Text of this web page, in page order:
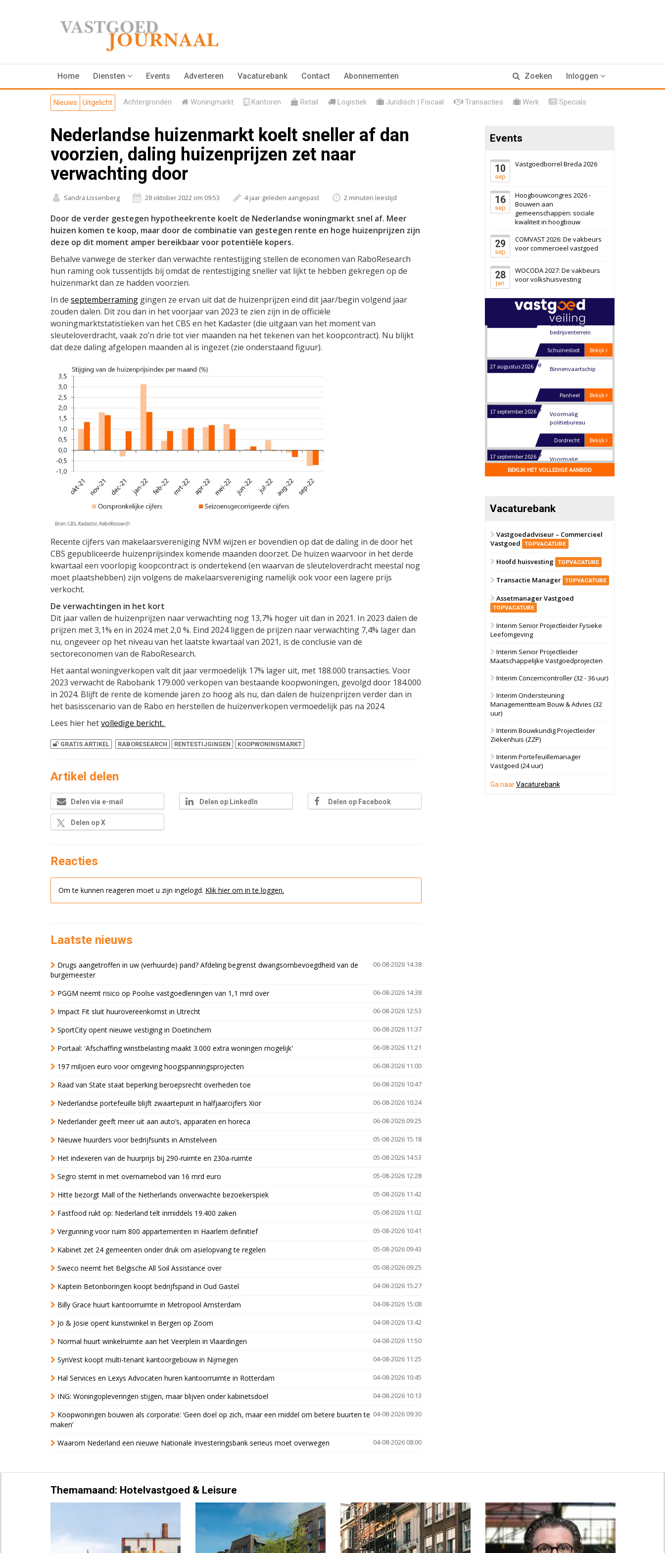
Home Diensten Events Adverteren Vacaturebank Contact Abonnementen Zoeken Inloggen
Nieuws Uitgelicht Achtergronden Woningmarkt Kantoren Retail Logistiek Juridisch | Fiscaal Transacties Werk Specials
Nederlandse huizenmarkt koelt sneller af dan
voorzien, daling huizenprijzen zet naar
verwachting door
Sandra Lissenberg 28 oktober 2022 om 09:53 4 jaar geleden aangepast 2 minuten leestijd
Door de verder gestegen hypotheekrente koelt de Nederlandse woningmarkt snel af. Meer
huizen komen te koop, maar door de combinatie van gestegen rente en hoge huizenprijzen zijn
deze op dit moment amper bereikbaar voor potentiële kopers.
Behalve vanwege de sterker dan verwachte rentestijging stellen de economen van RaboResearch
hun raming ook tussentijds bij omdat de rentestijging sneller vat lijkt te hebben gekregen op de
huizenmarkt dan ze hadden voorzien.
In de septemberraming gingen ze ervan uit dat de huizenprijzen eind dit jaar/begin volgend jaar
zouden dalen. Dit zou dan in het voorjaar van 2023 te zien zijn in de officiële
woningmarktstatistieken van het CBS en het Kadaster (die uitgaan van het moment van
sleuteloverdracht, vaak zo’n drie tot vier maanden na het tekenen van het koopcontract). Nu blijkt
dat deze daling afgelopen maanden al is ingezet (zie onderstaand figuur).
Recente cijfers van makelaarsvereniging NVM wijzen er bovendien op dat de daling in de door het
CBS gepubliceerde huizenprijsindex komende maanden doorzet. De huizen waarvoor in het derde
kwartaal een voorlopig koopcontract is ondertekend (en waarvan de sleuteloverdracht meestal nog
moet plaatshebben) zijn volgens de makelaarsvereniging namelijk ook voor een lagere prijs
verkocht.
De verwachtingen in het kort
Dit jaar vallen de huizenprijzen naar verwachting nog 13,7% hoger uit dan in 2021. In 2023 dalen de
prijzen met 3,1% en in 2024 met 2,0 %. Eind 2024 liggen de prijzen naar verwachting 7,4% lager dan
nu, ongeveer op het niveau van het laatste kwartaal van 2021, is de conclusie van de
sectoreconomen van de RaboResearch.
Het aantal woningverkopen valt dit jaar vermoedelijk 17% lager uit, met 188.000 transacties. Voor
2023 verwacht de Rabobank 179.000 verkopen van bestaande koopwoningen, gevolgd door 184.000
in 2024. Blijft de rente de komende jaren zo hoog als nu, dan dalen de huizenprijzen verder dan in
het basisscenario van de Rabo en herstellen de huizenverkopen vermoedelijk pas na 2024.
Lees hier hetvolledige bericht.
GRATIS ARTIKEL RABORESEARCH RENTESTIJGINGEN KOOPWONINGMARKT
Artikel delen
Delen via e-mail Delen op LinkedIn Delen op Facebook
Delen op X
Reacties
Om te kunnen reageren moet u zijn ingelogd. Klik hier om in te loggen.
Laatste nieuws
06-08-2026 14:38
Drugs aangetroffen in uw (verhuurde) pand? Afdeling begrenst dwangsombevoegdheid van de
burgemeester
06-08-2026 14:38
PGGM neemt risico op Poolse vastgoedleningen van 1,1 mrd over
06-08-2026 12:53
Impact Fit sluit huurovereenkomst in Utrecht
06-08-2026 11:37
SportCity opent nieuwe vestiging in Doetinchem
06-08-2026 11:21
Portaal: 'Afschaffing winstbelasting maakt 3.000 extra woningen mogelijk'
06-08-2026 11:00
197 miljoen euro voor omgeving hoogspanningsprojecten
06-08-2026 10:47
Raad van State staat beperking beroepsrecht overheden toe
06-08-2026 10:24
Nederlandse portefeuille blijft zwaartepunt in halfjaarcijfers Xior
06-08-2026 09:25
Nederlander geeft meer uit aan auto’s, apparaten en horeca
05-08-2026 15:18
Nieuwe huurders voor bedrijfsunits in Amstelveen
05-08-2026 14:53
Het indexeren van de huurprijs bij 290-ruimte en 230a-ruimte
05-08-2026 12:28
Segro stemt in met overnamebod van 16 mrd euro
05-08-2026 11:42
Hitte bezorgt Mall of the Netherlands onverwachte bezoekerspiek
05-08-2026 11:02
Fastfood rukt op: Nederland telt inmiddels 19.400 zaken
05-08-2026 10:41
Vergunning voor ruim 800 appartementen in Haarlem definitief
05-08-2026 09:43
Kabinet zet 24 gemeenten onder druk om asielopvang te regelen
05-08-2026 09:25
Sweco neemt het Belgische All Soil Assistance over
04-08-2026 15:27
Kaptein Betonboringen koopt bedrijfspand in Oud Gastel
04-08-2026 15:08
Billy Grace huurt kantoorruimte in Metropool Amsterdam
04-08-2026 13:42
Jo & Josie opent kunstwinkel in Bergen op Zoom
04-08-2026 11:50
Normal huurt winkelruimte aan het Veerplein in Vlaardingen
04-08-2026 11:25
SynVest koopt multi-tenant kantoorgebouw in Nijmegen
04-08-2026 10:45
Hal Services en Lexys Advocaten huren kantoorruimte in Rotterdam
04-08-2026 10:13
ING: Woningopleveringen stijgen, maar blijven onder kabinetsdoel
04-08-2026 09:30
Koopwoningen bouwen als corporatie: ‘Geen doel op zich, maar een middel om betere buurten te
maken’
04-08-2026 08:00
Waarom Nederland een nieuwe Nationale Investeringsbank serieus moet overwegen
Events
10
sep
Vastgoedborrel Breda 2026
16
sep
Hoogbouwcongres 2026 -
Bouwen aan
gemeenschappen: sociale
kwaliteit in hoogbouw
29
sep
COMVAST 2026: De vakbeurs
voor commercieel vastgoed
28
jan
WOCODA 2027: De vakbeurs
voor volkshuisvesting
17 september 2026
Voormalig
politiebureau
6 oktober 2026 Transformatieobject
Schiedam
22 september 2026 Attractiepark
Bekijk
Oranje
28 september 2026
bedrijventerrein
Schuinesloot
Binnenvaartschip
politiebureau
Voormalig
politiebureau
17 september 2026
Voormalig
Zwanenburg
6 oktober 2026 Transformatieobject
22 september 2026
28 september 2026
Grootschalig
bedrijventerrein
Bekijk
Schuinesloot
27 augustus 2026 Binnenvaartschip
17 september 2026
17 september 2026
Voormalig
BEKIJK HET VOLLEDIGE AANBOD
Vacaturebank
Vastgoedadviseur – Commercieel
Vastgoed
TOPVACATURE
Hoofd huisvesting TOPVACATURE
Transactie Manager TOPVACATURE
Assetmanager Vastgoed
TOPVACATURE
Interim Senior Projectleider Fysieke
Leefomgeving
Interim Senior Projectleider
Maatschappelijke Vastgoedprojecten
Interim Concerncontroller (32 - 36 uur)
Interim Ondersteuning
Managementteam Bouw & Advies (32
uur)
Interim Bouwkundig Projectleider
Ziekenhuis (ZZP)
Interim Portefeuillemanager
Vastgoed (24 uur)
Ga naarVacaturebank
Themamaand: Hotelvastgoed & Leisure